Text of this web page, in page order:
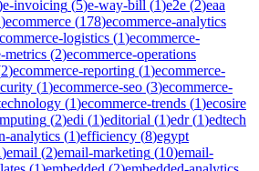
e-invoicing (5)e-way-bill (1)e2e (2)eaa
)ecommerce (178)ecommerce-analytics
logistics (1)ecommerce-
metrics (2)ecommerce-operations
2)ecommerce-reporting (1)ecommerce-
(1)ecommerce-seo (3)ecommerce-
(1)ecommerce-trends (1)ecosire
(2)edi (1)editorial (1)edr(1)edtech
analytics (1)efficiency (8)egypt
)email (2)email-marketing (10)email-